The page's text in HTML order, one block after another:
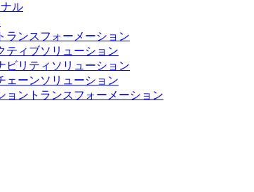
ル
ランスフォーメーション
ティブソリューション
ビリティソリューション
ェーンソリューション
ョントランスフォーメーション